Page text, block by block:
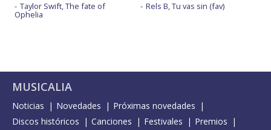
Taylor Swift, The fate of
Ophelia
Rels B, Tu vas sin (fav)
MUSICALIA
Noticias Novedades
Próximas novedades
Discos históricos
Canciones Festivales
Premios